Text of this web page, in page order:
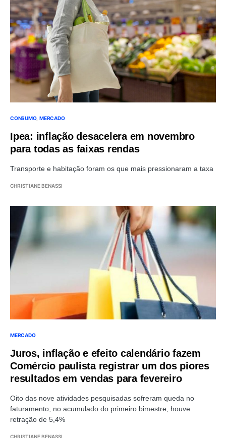
CONSUMO MERCADO
Ipea: inflação desacelera em novembro
para todas as faixas rendas
Transporte e habitação foram os que mais pressionaram a taxa
CHRISTIANE BENASSI
MERCADO
Juros, inflação e efeito calendário fazem
Comércio paulista registrar um dos piores
resultados em vendas para fevereiro
Oito das nove atividades pesquisadas sofreram queda no
faturamento; no acumulado do primeiro bimestre, houve
retração de 5,4%
CHRISTIANE BENASSI